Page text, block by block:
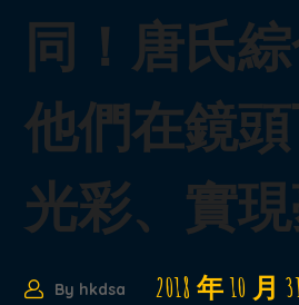
同！唐氏
他們在鏡
光彩、實
By hkdsa 2018 年 10 月